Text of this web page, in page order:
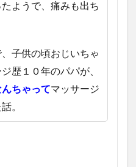
ようで、痛みも出ち
子供の頃おじいちゃ
歴１０年のパパが、
ちゃってマッサージ
。